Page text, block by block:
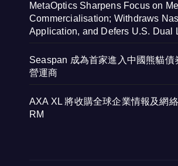
MetaOptics Sharpens Focus on
Commercialisation; Withdraws
Application, and Defers U.S. Dual
Seaspan 成為首家進入中國熊貓債
營運商
AXA XL 將收購全球企業情報及網
RM